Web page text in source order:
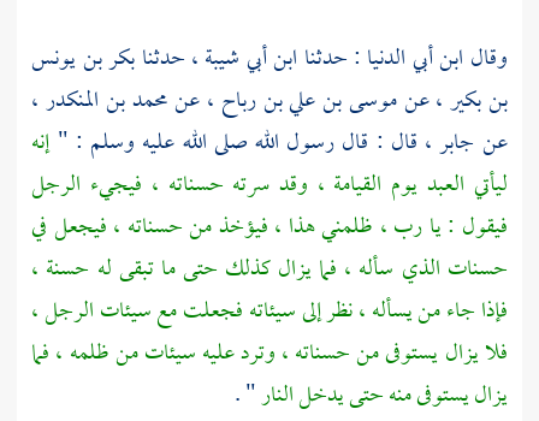
وقال ابن أبي الدنيا : حدثنا ابن أبي شيبة ،حدثنابكر بن يونس
بن بكير ،عنموسى بن علي بن رباح ،عنمحمد بن المنكدر ،
عن جابر ، قال : قال رسول الله صلى الله عليه وسلم : "إنه
ليأتي العبد يوم القيامة ، وقد سرته حسناته ، فيجيء الرجل
فيقول : يا رب ، ظلمني هذا ، فيؤخذ من حسناته ، فيجعل في
حسنات الذي سأله ، فما يزال كذلك حتى ما تبقى له حسنة ،
فإذا جاء من يسأله ، نظر إلى سيئاته فجعلت مع سيئات الرجل ،
فلا يزال يستوفى من حسناته ، وترد عليه سيئات من ظلمه ، فما
يزال يستوفى منه حتى يدخل النار" .